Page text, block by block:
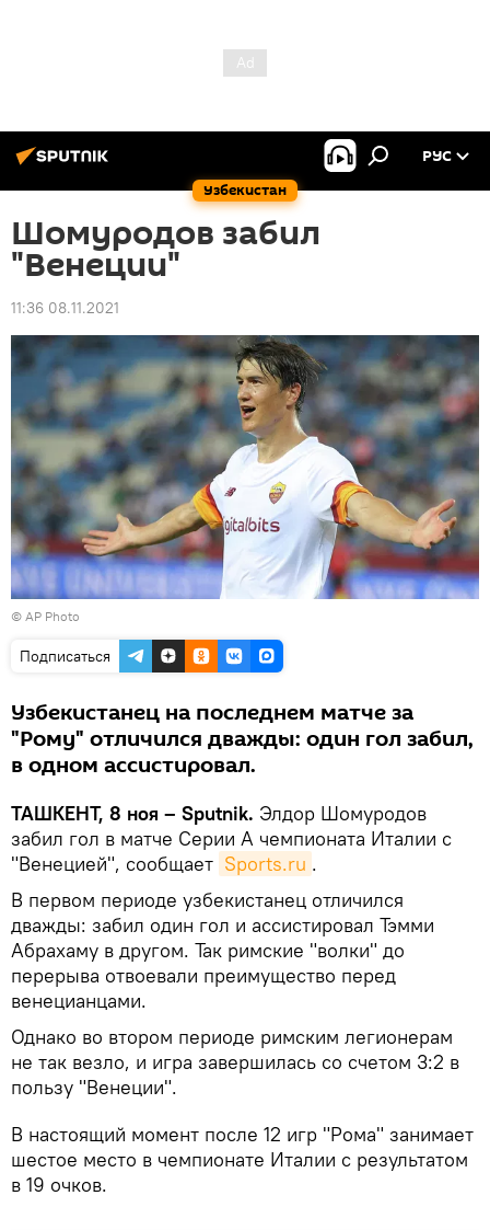
Узбекистан
РУС
Шомуродов забил
"Венеции"
11:36 08.11.2021
© AP Photo
Подписаться
Узбекистанец на последнем матче за
"Рому" отличился дважды: один гол забил,
в одном ассистировал.
ТАШКЕНТ, 8 ноя – Sputnik. Элдор Шомуродов
забил гол в матче Серии А чемпионата Италии с
"Венецией", сообщает Sports.ru .
В первом периоде узбекистанец отличился
дважды: забил один гол и ассистировал Тэмми
Абрахаму в другом. Так римские "волки" до
перерыва отвоевали преимущество перед
венецианцами.
Однако во втором периоде римским легионерам
не так везло, и игра завершилась со счетом 3:2 в
пользу "Венеции".
В настоящий момент после 12 игр "Рома" занимает
шестое место в чемпионате Италии с результатом
в 19 очков.